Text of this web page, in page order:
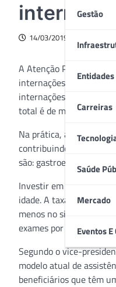
Gestão
Carreiras
Saúde
Mercado
Eventos
14/03/2019
A Atenção Primária à
internações, segundo
internações ocorridas
total é de mais de 20
Na prática, a APS é um
contribuindo para evitar
são: gastroenterite
Investir em APS é um
idade. A taxa de
menos no sistema. O
exames por ano.
Segundo o vice-
modelo atual de
beneficiários que têm